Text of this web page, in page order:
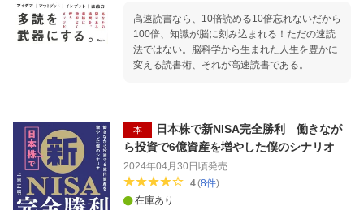
す味方になってくれる。 読書を武器に変える
「高速読書」を、ぜひお試しください！ ※本書
は2019年9月に弊社より刊行された 『死ぬほど
読めて忘れない高速読書』を改題し、修正した
年のトランプショックでは一瞬にして、NISA民
やフルレバ全力投資勢を直撃。多額の株式投資
や積み立てたオルカンなどの人気の投資信託も
大きく下がり、慌てて手放した投資家も少なく
の初心者からも支持を獲得しているのだ。ファ
ンダメンタルやテクニカルも視野に入れつつ、
あくまで狙うのは暴落時という絶好のタイミン
グ。年に一度は起こるという暴落で大半の利益
をあげつつ、「平時」には暴落に備えたと準備
が欠かせないという。 最終的に成功する投資家
高速読書なら、10倍読める10倍忘れないだから
100倍、知識が脳に刻み込まれる！ただの速読
法ではない。脳科学から生まれた人生を豊かに
変える読書術、それが高速読書である。
本
日本株で新NISA完全勝利 働きなが
ら投資で6億資産を増やした僕のシナリオ
2024年04月30日頃発売
4(8件)
在庫あり